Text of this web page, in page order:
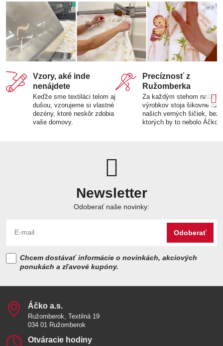
Vzory, aké inde
nenájdete
Keďže sme textiláci telom aj
dušou, vzorujeme si vlastné
dezény, ktoré neskôr zdobia
vaše domovy.
Precíznosť z
Ružomberka
Za každým stehom našich
výrobkov stoja šikovné ruky
našich verných šičiek, bez
ktorých by to nebolo Áčko.
Newsletter
Odoberať naše novinky:
Odoberať
Chcem dostávať informácie o novinkách, akciových
ponukách a zľavové kupóny.
Áčko a​.s​.
Ružomberok, Textilná 19
034 01 Ružomberok
Otváracie hodiny